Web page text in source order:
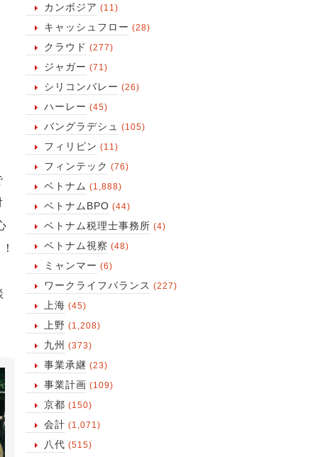
カンボジア (11)
キャッシュフロー (28)
クラウド (277)
ジャガー (71)
シリコンバレー (26)
ハーレー (45)
バングラデシュ (105)
フィリピン (11)
フィンテック (76)
ベトナム (1,888)
ベトナムBPO (44)
ベトナム税理士事務所 (4)
ベトナム視察 (48)
ミャンマー (6)
ワークライフバランス (227)
上海 (45)
上野 (1,208)
九州 (373)
事業承継 (23)
事業計画 (109)
京都 (150)
会計 (1,071)
八代 (515)